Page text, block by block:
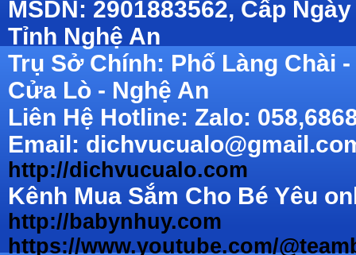
MSDN: 2901883562, Cấp
Tỉnh Nghệ An
Trụ Sở Chính: Phố Làng Chài
Cửa Lò - Nghệ An
Liên Hệ Hotline: Zalo:
Email:
http://dichvucualo.com
Kênh Mua Sắm Cho Bé Yêu
http://babynhuy.com
https://www.youtube.com/